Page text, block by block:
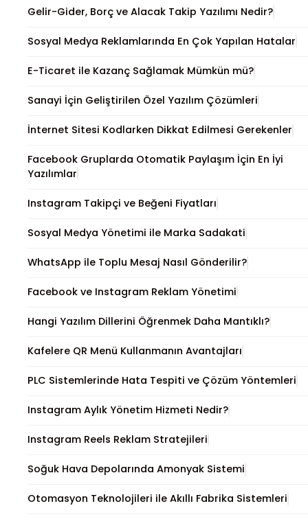
Gelir-Gider, Borç ve Alacak Takip Yazılımı Nedir?
Sosyal Medya Reklamlarında En Çok Yapılan Hatalar
E-Ticaret ile Kazanç Sağlamak Mümkün mü?
Sanayi İçin Geliştirilen Özel Yazılım Çözümleri
İnternet Sitesi Kodlarken Dikkat Edilmesi Gerekenler
Facebook Gruplarda Otomatik Paylaşım İçin En İyi
Yazılımlar
Instagram Takipçi ve Beğeni Fiyatları
Sosyal Medya Yönetimi ile Marka Sadakati
WhatsApp ile Toplu Mesaj Nasıl Gönderilir?
Facebook ve Instagram Reklam Yönetimi
Hangi Yazılım Dillerini Öğrenmek Daha Mantıklı?
Kafelere QR Menü Kullanmanın Avantajları
PLC Sistemlerinde Hata Tespiti ve Çözüm Yöntemleri
Instagram Aylık Yönetim Hizmeti Nedir?
Instagram Reels Reklam Stratejileri
Soğuk Hava Depolarında Amonyak Sistemi
Otomasyon Teknolojileri ile Akıllı Fabrika Sistemleri